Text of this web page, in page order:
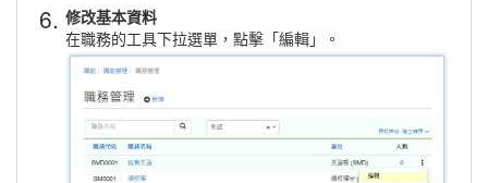
6. 修改基本資料
在職務的工具下拉選單，點擊「編輯」。